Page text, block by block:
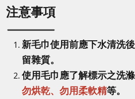
注意事項
新毛巾使用前應下水清洗
留雜質。
使用毛巾應了解標示之洗滌
勿烘乾、勿用柔軟精等。